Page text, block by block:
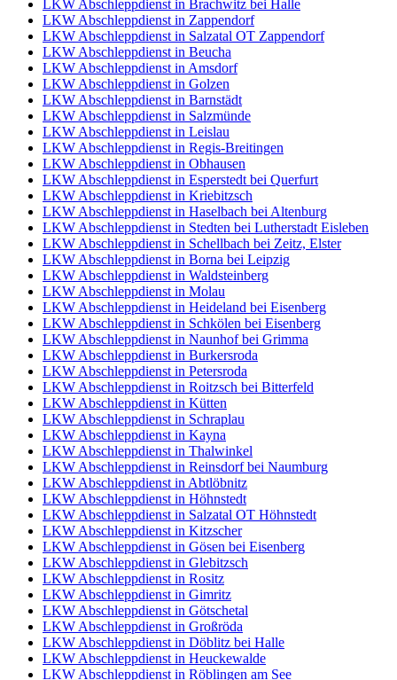
LKW Abschleppdienst in Brachwitz bei Halle
LKW Abschleppdienst in Zappendorf
LKW Abschleppdienst in Salzatal OT Zappendorf
LKW Abschleppdienst in Beucha
LKW Abschleppdienst in Amsdorf
LKW Abschleppdienst in Golzen
LKW Abschleppdienst in Barnstädt
LKW Abschleppdienst in Salzmünde
LKW Abschleppdienst in Leislau
LKW Abschleppdienst in Regis-Breitingen
LKW Abschleppdienst in Obhausen
LKW Abschleppdienst in Esperstedt bei Querfurt
LKW Abschleppdienst in Kriebitzsch
LKW Abschleppdienst in Haselbach bei Altenburg
LKW Abschleppdienst in Stedten bei Lutherstadt Eisleben
LKW Abschleppdienst in Schellbach bei Zeitz, Elster
LKW Abschleppdienst in Borna bei Leipzig
LKW Abschleppdienst in Waldsteinberg
LKW Abschleppdienst in Molau
LKW Abschleppdienst in Heideland bei Eisenberg
LKW Abschleppdienst in Schkölen bei Eisenberg
LKW Abschleppdienst in Naunhof bei Grimma
LKW Abschleppdienst in Burkersroda
LKW Abschleppdienst in Petersroda
LKW Abschleppdienst in Roitzsch bei Bitterfeld
LKW Abschleppdienst in Kütten
LKW Abschleppdienst in Schraplau
LKW Abschleppdienst in Kayna
LKW Abschleppdienst in Thalwinkel
LKW Abschleppdienst in Reinsdorf bei Naumburg
LKW Abschleppdienst in Abtlöbnitz
LKW Abschleppdienst in Höhnstedt
LKW Abschleppdienst in Salzatal OT Höhnstedt
LKW Abschleppdienst in Kitzscher
LKW Abschleppdienst in Gösen bei Eisenberg
LKW Abschleppdienst in Glebitzsch
LKW Abschleppdienst in Rositz
LKW Abschleppdienst in Gimritz
LKW Abschleppdienst in Götschetal
LKW Abschleppdienst in Großröda
LKW Abschleppdienst in Döblitz bei Halle
LKW Abschleppdienst in Heuckewalde
LKW Abschleppdienst in Röblingen am See